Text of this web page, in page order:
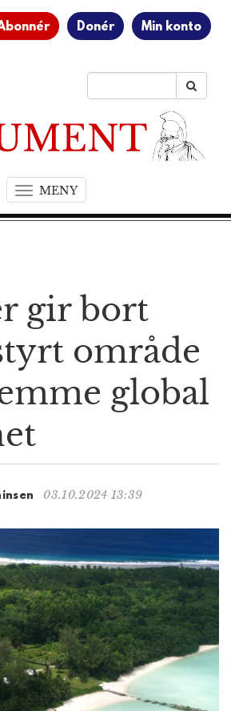
Donér Min konto
MENYT
o
n
i
a
t
gir bort
område
global
03.10.2024 13:39